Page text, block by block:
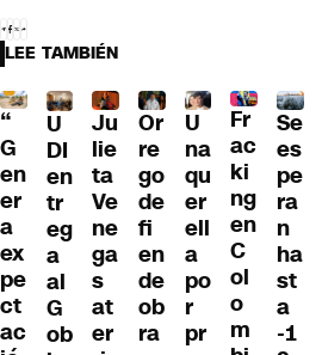
LEE TAMBIÉN
“
G
en
er
a
ex
pe
ct
ac
U
DI
en
tr
eg
a
al
G
ob
Ju
lie
ta
Ve
ne
ga
s
at
er
Or
re
go
de
fi
en
de
ob
ra
U
na
qu
er
ell
a
po
r
pr
Fr
ac
ki
ng
en
C
ol
o
m
Se
es
pe
ra
n
ha
st
a
-1